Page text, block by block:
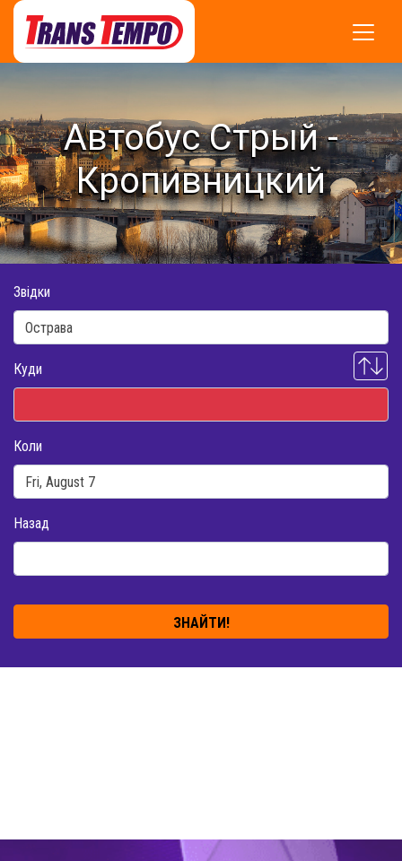
Автобус Стрый -
Кропивницкий
Звідки
Куди
Коли
Назад
ЗНАЙТИ!